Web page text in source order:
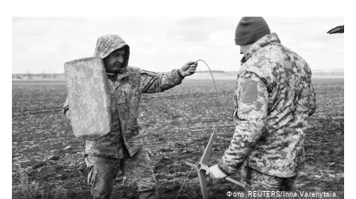
Фото: REUTERS/Inna Varenytsia